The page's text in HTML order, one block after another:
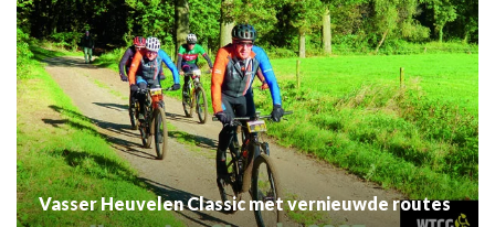
Vasser Heuvelen Classic met vernieuwde routes